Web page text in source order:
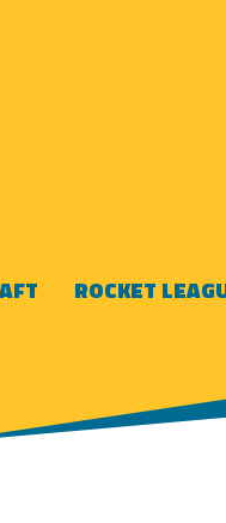
ROCKET